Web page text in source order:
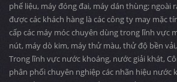
phế liệu, máy đóng đai, máy dán thùng; ngoài
được các khách hàng là các công ty may mặc
cấp các máy móc chuyên dùng trong lĩnh vực
nút, máy dò kim, máy thử màu, thử độ bền
Trong lĩnh vực nước khoáng, nước giải khát,
phân phối chuyên nghiệp các nhãn hiệu nước